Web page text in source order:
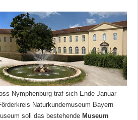
Nymphenburg traf sich Ende Januar
Naturkundemuseum Bayern
soll das bestehendeMuseum